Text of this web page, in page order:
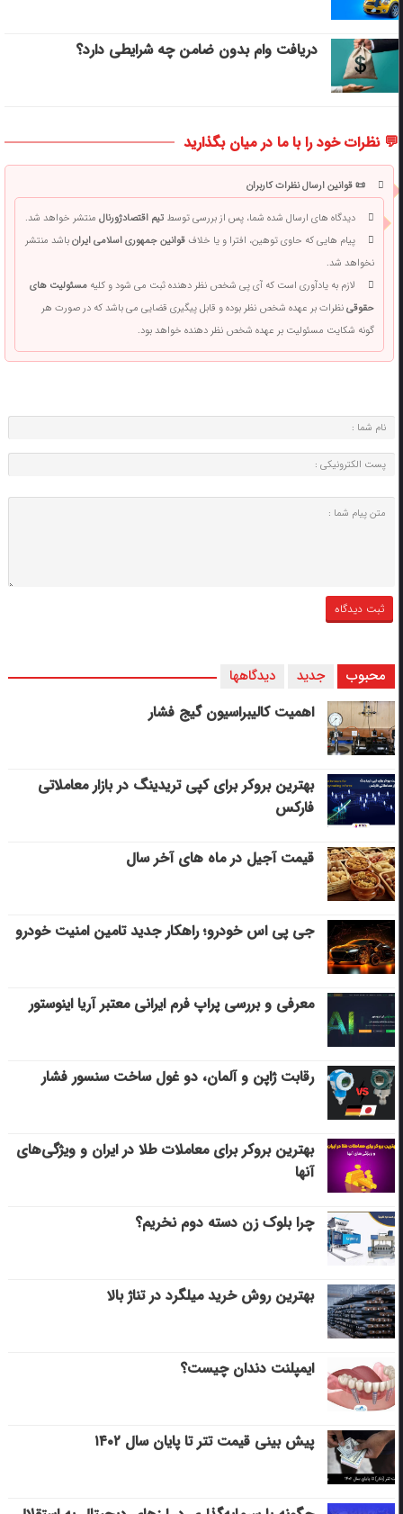
دریافت وام بدون ضامن چه شرایطی دارد؟
💬 نظرات خود را با ما در میان بگذارید
📜 قوانین ارسال نظرات کاربران
دیدگاه های ارسال شده شما، پس از بررسی توسطتیم اقتصادژورنالمنتشر خواهد شد.
پیام هایی که حاوی توهین، افترا و یا خلافقوانین جمهوری اسلامی ایرانباشد منتشر
نخواهد شد.
لازم به یادآوری است که آی پی شخص نظر دهنده ثبت می شود و کلیهمسئولیت های
حقوقینظرات بر عهده شخص نظر بوده و قابل پیگیری قضایی می باشد که در صورت هر
گونه شکایت مسئولیت بر عهده شخص نظر دهنده خواهد بود.
محبوب جدید دیدگاهها
اهمیت کالیبراسیون گیج فشار
بهترین بروکر برای کپی‌ تریدینگ در بازار معاملاتی
فارکس
قیمت آجیل در ماه های آخر سال
جی پی اس خودرو؛ راهکار جدید تامین امنیت خودرو
معرفی و بررسی پراپ فرم ایرانی معتبر آریا اینوستور
رقابت ژاپن و آلمان، دو غول ساخت سنسور فشار
بهترین بروکر برای معاملات طلا در ایران و ویژگی‌های
آنها
چرا بلوک زن دسته دوم نخریم؟
بهترین روش خرید میلگرد در تناژ بالا
ایمپلنت دندان چیست؟
پیش بینی قیمت تتر تا پایان سال ۱۴۰۲